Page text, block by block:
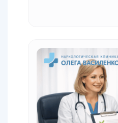
любопытство и
часто
можно ли пить
минимальные
что рассказы о
Read More...